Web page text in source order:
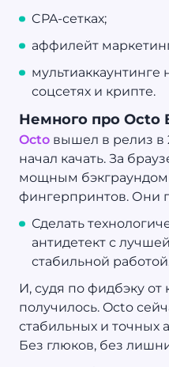
CPA-сетках;
аффилейт
мультиаккаунтинге
соцсетях и крипте.
Немного про Octo
Octo вышел в релиз в
начал качать. За
мощным
фингерпринтов. Они
Сделать
антидетект с
стабильной
И, судя по фидбэку от
получилось. Octo
стабильных и точных
Без глюков, без